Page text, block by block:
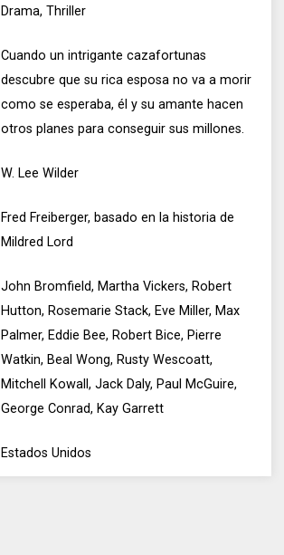
Drama, Thriller
Cuando un intrigante cazafortunas
descubre que su rica esposa no va a morir
como se esperaba, él y su amante hacen
otros planes para conseguir sus millones.
W. Lee Wilder
Fred Freiberger, basado en la historia de
Mildred Lord
John Bromfield, Martha Vickers, Robert
Hutton, Rosemarie Stack, Eve Miller, Max
Palmer, Eddie Bee, Robert Bice, Pierre
Watkin, Beal Wong, Rusty Wescoatt,
Mitchell Kowall, Jack Daly, Paul McGuire,
George Conrad, Kay Garrett
Estados Unidos